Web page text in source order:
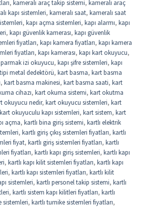
, kameralı araç takip sistemi, kameralı araç
kapı sistemleri, kameralı saat, kameralı saat
, kapı açma sistemleri, kapı alarmı, kapı
, kapı güvenlik kamerası, kapı güvenlik
fiyatları, kapı kamera fiyatları, kapı kamera
fiyatları, kapı kamerası, kapı kart okuyucu,
parmak izi okuyucu, kapı şifre sistemleri, kapı
metal dedektörü, kart basma, kart basma
, kart basma makinesi, kart basma saati, kart
cihazı, kart okuma sistemi, kart okutma
okuyucu nedir, kart okuyucu sistemleri, kart
kart okuyuculu kapı sistemleri, kart sistem, kart
açma, kartlı bina giriş sistemi, kartlı elektrik
, kartlı giriş çıkış sistemleri fiyatları, kartlı
fiyat, kartlı giriş sistemleri fiyatları, kartlı
fiyatları, kartlı kapı giriş sistemleri, kartlı kapı
, kartlı kapı kilit sistemleri fiyatları, kartlı kapı
, kartlı kapı sistemleri fiyatları, kartlı kilit
sistemleri, kartlı personel takip sistemi, kartlı
, kartlı sistem kapı kilitleri fiyatları, kartlı
sistemleri, kartlı turnike sistemleri fiyatları,